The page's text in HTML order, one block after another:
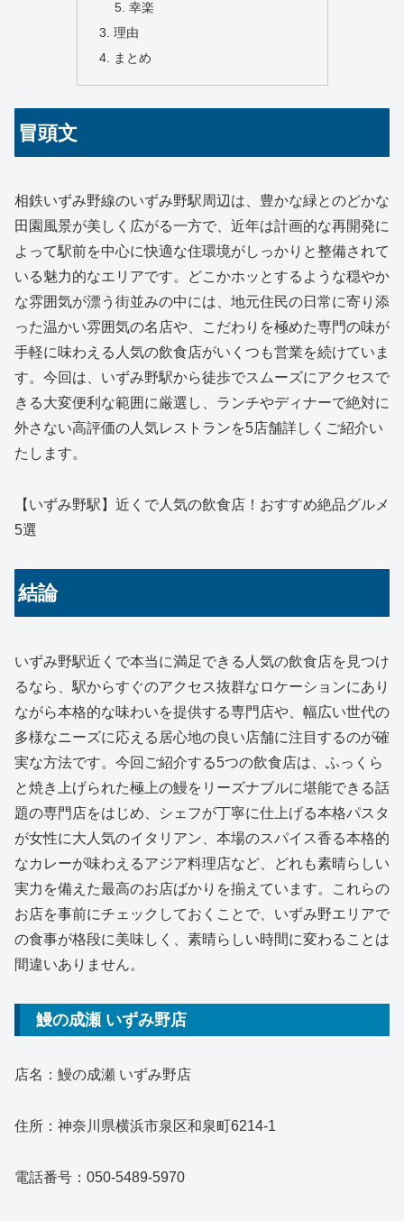
幸楽
理由
まとめ
冒頭文
相鉄いずみ野線のいずみ野駅周辺は、豊かな緑とのどかな
田園風景が美しく広がる一方で、近年は計画的な再開発に
よって駅前を中心に快適な住環境がしっかりと整備されて
いる魅力的なエリアです。どこかホッとするような穏やか
な雰囲気が漂う街並みの中には、地元住民の日常に寄り添
った温かい雰囲気の名店や、こだわりを極めた専門の味が
手軽に味わえる人気の飲食店がいくつも営業を続けていま
す。今回は、いずみ野駅から徒歩でスムーズにアクセスで
きる大変便利な範囲に厳選し、ランチやディナーで絶対に
外さない高評価の人気レストランを5店舗詳しくご紹介い
たします。
【いずみ野駅】近くで人気の飲食店！おすすめ絶品グルメ
5選
結論
いずみ野駅近くで本当に満足できる人気の飲食店を見つけ
るなら、駅からすぐのアクセス抜群なロケーションにあり
ながら本格的な味わいを提供する専門店や、幅広い世代の
多様なニーズに応える居心地の良い店舗に注目するのが確
実な方法です。今回ご紹介する5つの飲食店は、ふっくら
と焼き上げられた極上の鰻をリーズナブルに堪能できる話
題の専門店をはじめ、シェフが丁寧に仕上げる本格パスタ
が女性に大人気のイタリアン、本場のスパイス香る本格的
なカレーが味わえるアジア料理店など、どれも素晴らしい
実力を備えた最高のお店ばかりを揃えています。これらの
お店を事前にチェックしておくことで、いずみ野エリアで
の食事が格段に美味しく、素晴らしい時間に変わることは
間違いありません。
鰻の成瀬 いずみ野店
店名：鰻の成瀬 いずみ野店
住所：神奈川県横浜市泉区和泉町6214-1
電話番号：050-5489-5970